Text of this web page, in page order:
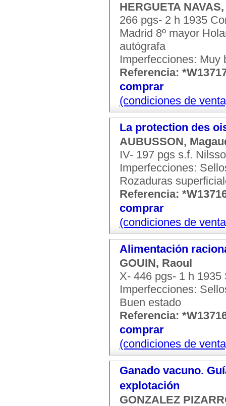
HERGUETA
266 pgs- 2 h 1935
Madrid 8º mayor
autógrafa
Imperfecciones: Muy
Referencia:
comprar
(condiciones de
La protection des
AUBUSSON,
IV- 197 pgs s.f.
Imperfecciones:
Rozaduras
Referencia:
comprar
(condiciones de
Alimentación
GOUIN, Raoul
X- 446 pgs- 1 h 1935
Imperfecciones:
Buen estado
Referencia:
comprar
(condiciones de
Ganado vacuno.
explotación
GONZALEZ